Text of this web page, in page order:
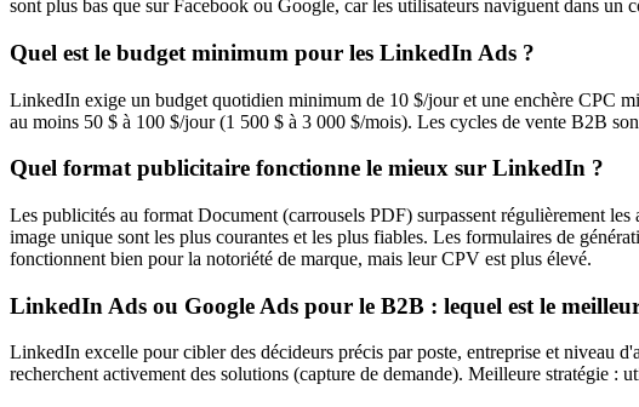
sont plus bas que sur Facebook ou Google, car les utilisateurs naviguent dans un
Quel est le budget minimum pour les LinkedIn Ads ?
LinkedIn exige un budget quotidien minimum de 10 $/jour et une enchère CPC
au moins 50 $ à 100 $/jour (1 500 $ à 3 000 $/mois). Les cycles de vente B2B
Quel format publicitaire fonctionne le mieux sur LinkedIn ?
Les publicités au format Document (carrousels PDF) surpassent régulièrement
image unique sont les plus courantes et les plus fiables. Les formulaires de
fonctionnent bien pour la notoriété de marque, mais leur CPV est plus élevé.
LinkedIn Ads ou Google Ads pour le B2B : lequel est le
LinkedIn excelle pour cibler des décideurs précis par poste, entreprise et niveau
recherchent activement des solutions (capture de demande). Meilleure stratégie :